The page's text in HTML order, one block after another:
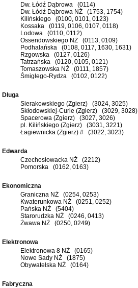
Dw. Łódź Dąbrowa (0114)
Dw. Łódź Dąbrowa NŻ (1753, 1754)
Kilińskiego (0100, 0101, 0123)
Kossaka (0119, 0106, 0107, 0118)
Lodowa (0110, 0112)
Ossendowskiego NŻ (0113, 0109)
Podhalańska (0108, 0117, 1630, 1631)
Rzgowska (0127, 0126)
Tatrzańska (0120, 0105, 0121)
Tomaszowska NŻ (0111, 1857)
Śmigłego-Rydza (0102, 0122)
Długa
Sierakowskiego (Zgierz) (3024, 3025)
Skłodowskiej-Curie (Zgierz) (3029, 3028)
Spacerowa (Zgierz) (3027, 3026)
pl. Kilińskiego (Zgierz) (3031, 3221)
Łagiewnicka (Zgierz) # (3022, 3023)
Edwarda
Czechosłowacka NŻ (2212)
Pomorska (0162, 0163)
Ekonomiczna
Graniczna NŻ (0254, 0253)
Kwaterunkowa NŻ (0251, 0252)
Pańska NŻ (5404)
Starorudzka NŻ (0246, 0413)
Żwawa NŻ (0250, 0249)
Elektronowa
Elektronowa 8 NŻ (0165)
Nowe Sady NŻ (1875)
Obywatelska NŻ (0164)
Fabryczna